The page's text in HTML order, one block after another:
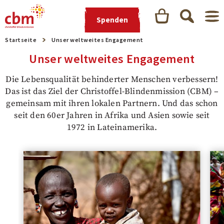
Spenden
Startseite Unser weltweites Engagement
Unser weltweites Engagement
Die Lebensqualität behinderter Menschen verbessern!
Das ist das Ziel der Christoffel-Blindenmission (CBM) –
gemeinsam mit ihren lokalen Partnern. Und das schon
seit den 60er Jahren in Afrika und Asien sowie seit
1972 in Lateinamerika.